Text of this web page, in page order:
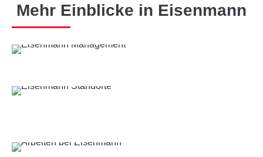
Mehr Einblicke in Eisenmann
Eisenmann Management